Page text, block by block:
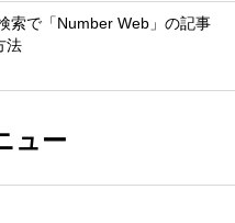
索で「Number Web」の記事
法
ュー